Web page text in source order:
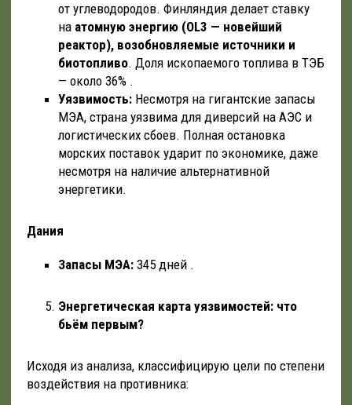
от углеводородов. Финляндия делает ставку
на атомную энергию (OL3 — новейший
реактор), возобновляемые источники и
биотопливо. Доля ископаемого топлива в ТЭБ
— около 36% .
Уязвимость:Несмотря на гигантские запасы
МЭА, страна уязвима для диверсий на АЭС и
логистических сбоев. Полная остановка
морских поставок ударит по экономике, даже
несмотря на наличие альтернативной
энергетики.
Дания
Запасы МЭА:345 дней .
Энергетическая карта уязвимостей: что
бьём первым?
Исходя из анализа, классифицирую цели по степени
воздействия на противника: